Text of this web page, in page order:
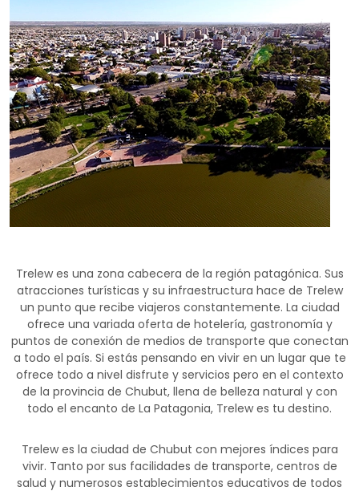
Trelew es una zona cabecera de la región patagónica. Sus
atracciones turísticas y su infraestructura hace de Trelew
un punto que recibe viajeros constantemente. La ciudad
ofrece una variada oferta de hotelería, gastronomía y
puntos de conexión de medios de transporte que conectan
a todo el país. Si estás pensando en vivir en un lugar que te
ofrece todo a nivel disfrute y servicios pero en el contexto
de la provincia de Chubut, llena de belleza natural y con
todo el encanto de La Patagonia, Trelew es tu destino.
Trelew es la ciudad de Chubut con mejores índices para
vivir. Tanto por sus facilidades de transporte, centros de
salud y numerosos establecimientos educativos de todos